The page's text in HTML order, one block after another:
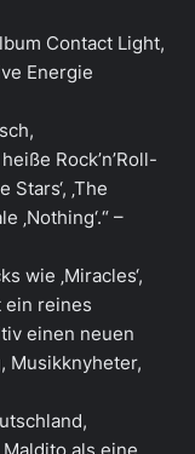
Contact Light,
Energie
Rock’n’Roll-
‚The
‚Nothing‘.“ –
wie ‚Miracles‘,
ein reines
einen neuen
Musikknyheter,